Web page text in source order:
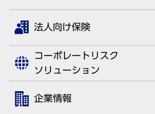
法人向け保険
コーポレートリスク
ソリューション
企業情報